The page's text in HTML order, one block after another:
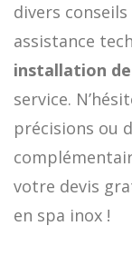
divers
assistance
installation
service.
précisions ou
votre devis
en spa inox !